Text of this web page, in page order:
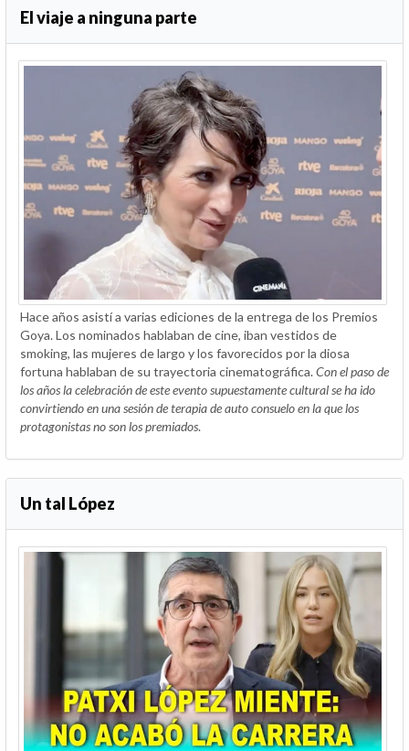
El viaje a ninguna parte
Hace años asistí a varias ediciones de la entrega de los Premios
Goya. Los nominados hablaban de cine, iban vestidos de
smoking, las mujeres de largo y los favorecidos por la diosa
fortuna hablaban de su trayectoria cinematográfica.Con el paso de
los años la celebración de este evento supuestamente cultural se ha ido
convirtiendo en una sesión de terapia de auto consuelo en la que los
protagonistas no son los premiados.
Un tal López